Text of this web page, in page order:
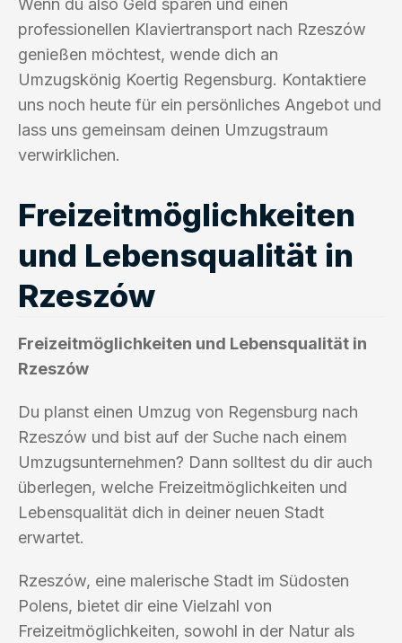
Wenn du also Geld sparen und einen
professionellen Klaviertransport nach Rzeszów
genießen möchtest, wende dich an
Umzugskönig Koertig Regensburg. Kontaktiere
uns noch heute für ein persönliches Angebot und
lass uns gemeinsam deinen Umzugstraum
verwirklichen.
Freizeitmöglichkeiten
und Lebensqualität in
Rzeszów
Freizeitmöglichkeiten und Lebensqualität in
Rzeszów
Du planst einen Umzug von Regensburg nach
Rzeszów und bist auf der Suche nach einem
Umzugsunternehmen? Dann solltest du dir auch
überlegen, welche Freizeitmöglichkeiten und
Lebensqualität dich in deiner neuen Stadt
erwartet.
Rzeszów, eine malerische Stadt im Südosten
Polens, bietet dir eine Vielzahl von
Freizeitmöglichkeiten, sowohl in der Natur als